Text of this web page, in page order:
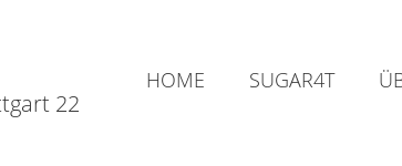
22
HOME SUGAR4T